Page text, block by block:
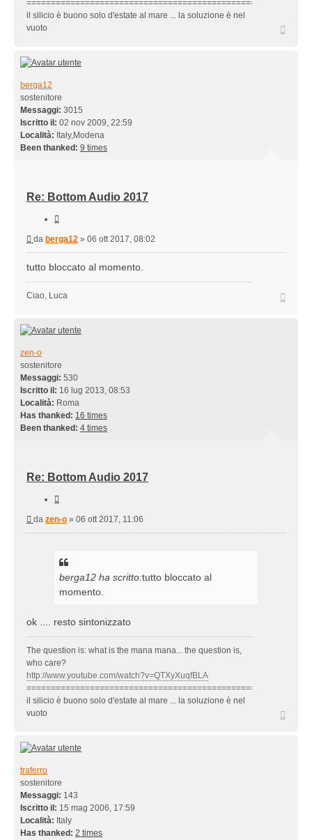
il silicio è buono solo d'estate al mare ... la soluzione è nel
vuoto
berga12
sostenitore
Messaggi: 3015
Iscritto il: 02 nov 2009, 22:59
Località: Italy,Modena
Been thanked: 9 times
Re: Bottom Audio 2017
Messaggio
da berga12 » 06 ott 2017, 08:02
tutto bloccato al momento.
Ciao, Luca
zen-o
sostenitore
Messaggi: 530
Iscritto il: 16 lug 2013, 08:53
Località: Roma
Has thanked: 16 times
Been thanked: 4 times
Re: Bottom Audio 2017
Messaggio
da zen-o » 06 ott 2017, 11:06
berga12 ha scritto:tutto bloccato al
momento.
ok .... resto sintonizzato
The question is: what is the mana mana... the question is,
who care?
http://www.youtube.com/watch?v=QTXyXuqfBLA
il silicio è buono solo d'estate al mare ... la soluzione è nel
vuoto
traferro
sostenitore
Messaggi: 143
Iscritto il: 15 mag 2006, 17:59
Località: Italy
Has thanked: 2 times